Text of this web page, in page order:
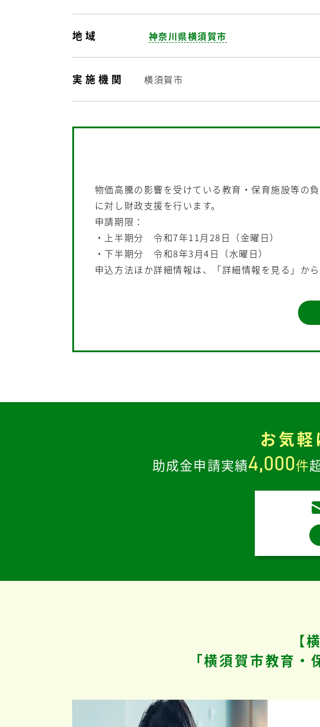
地域 神奈川県横須賀市
実施機関 横須賀市
物価高騰の影響を受けている教育・保育施設等の
に対し財政支援を行います。
申請期限：
・上半期分 令和7年11月28日（金曜日）
・下半期分 令和8年3月4日（水曜日）
申込方法ほか詳細情報は、「詳細情報を見る」から
お気軽
助成金申請実績4,000件
【
「横須賀市教育・